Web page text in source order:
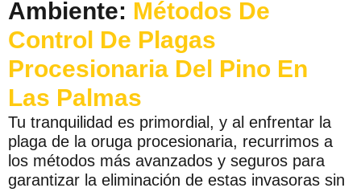
Ambiente: Métodos De
Control De Plagas
Procesionaria Del Pino En
Las Palmas
Tu tranquilidad es primordial, y al enfrentar la
plaga de la oruga procesionaria, recurrimos a
los métodos más avanzados y seguros para
garantizar la eliminación de estas invasoras sin